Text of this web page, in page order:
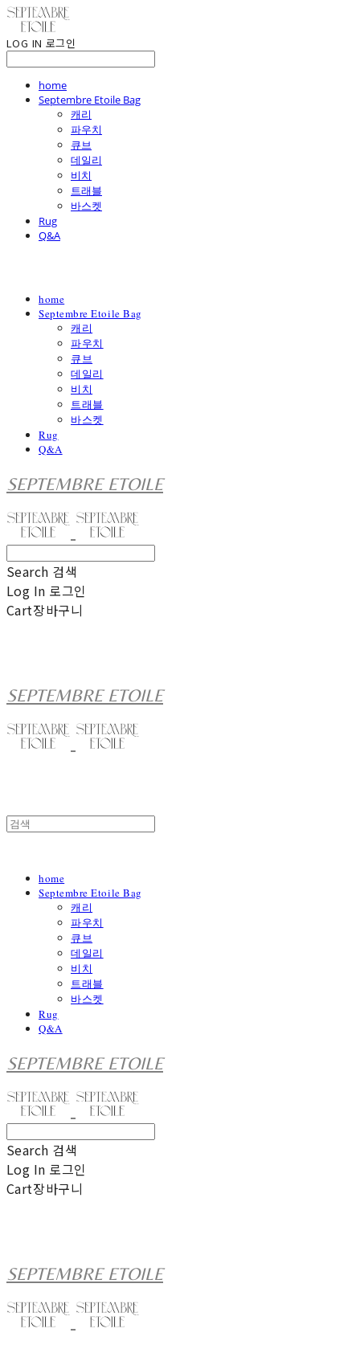
LOG IN 로그인
home
Septembre Etoile Bag
캐리
파우치
큐브
데일리
비치
트래블
바스켓
Rug
Q&A
home
Septembre Etoile Bag
캐리
파우치
큐브
데일리
비치
트래블
바스켓
Rug
Q&A
SEPTEMBRE ETOILE
Search 검색
Log In 로그인
Cart장바구니
SEPTEMBRE ETOILE
home
Septembre Etoile Bag
캐리
파우치
큐브
데일리
비치
트래블
바스켓
Rug
Q&A
SEPTEMBRE ETOILE
Search 검색
Log In 로그인
Cart장바구니
SEPTEMBRE ETOILE